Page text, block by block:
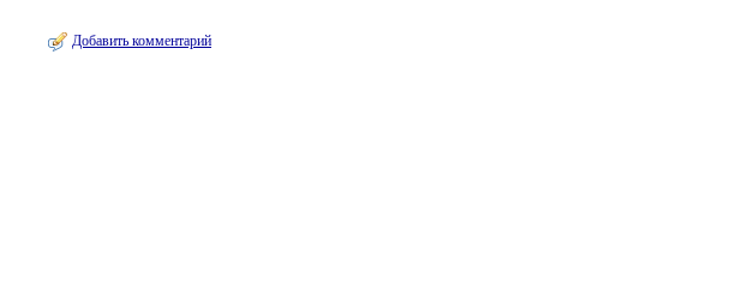
Добавить комментарий